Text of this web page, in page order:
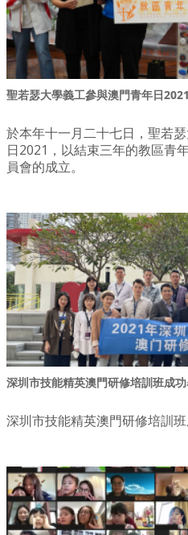
聖若瑟大學義工參與澳門青年日2021
於本年十一月二十七日，聖若
日2021，以結束三年的教區青
員會的成立。
深圳市技能精英澳門研修培訓班成
深圳市技能精英澳門研修培訓班